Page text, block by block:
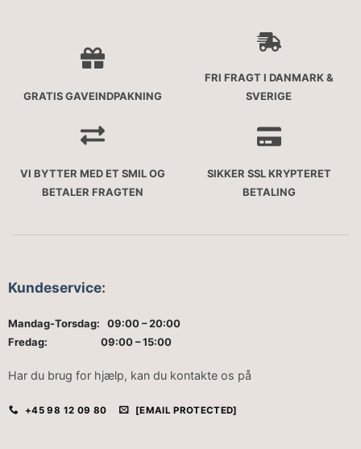
GRATIS GAVEINDPAKNING
FRI FRAGT I DANMARK &
SVERIGE
VI BYTTER MED ET SMIL OG
BETALER FRAGTEN
SIKKER SSL KRYPTERET
BETALING
Kundeservice:
Mandag-Torsdag: 09:00 – 20:00
Fredag: 09:00 – 15:00
Har du brug for hjælp, kan du kontakte os på
+45 98 12 09 80 [EMAIL PROTECTED]